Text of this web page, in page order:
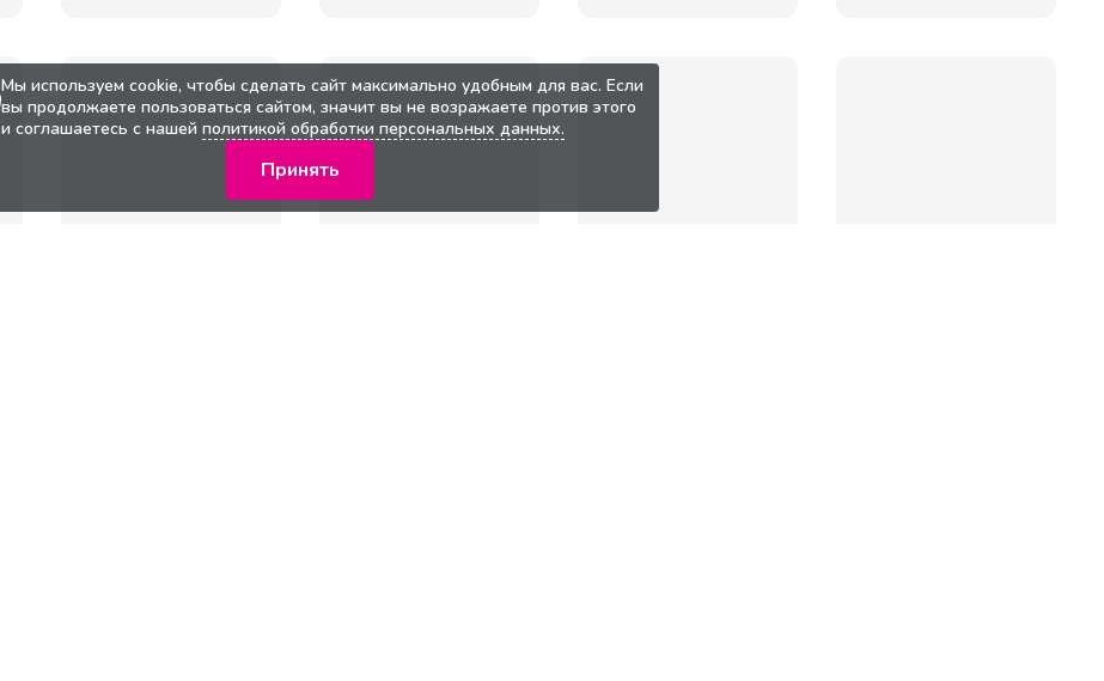
Мы используем cookie, чтобы сделать сайт максимально удобным для вас. Если
вы продолжаете пользоваться сайтом, значит вы не возражаете против этого
и соглашаетесь с нашей политикой обработки персональных данных.
Принять